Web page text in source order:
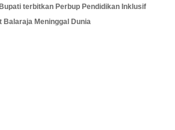
terbitkan Perbup Pendidikan Inklusif
Balaraja Meninggal Dunia